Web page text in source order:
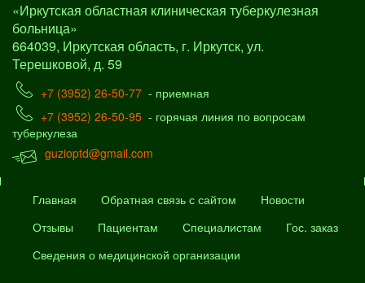
«Иркутская областная клиническая туберкулезная
больница»
664039, Иркутская область, г. Иркутск, ул.
Терешковой, д. 59
+7 (3952) 26-50-77 - приемная
+7 (3952) 26-50-95 - горячая линия по вопросам
туберкулеза
guzioptd@gmail.com
Главная Обратная связь с сайтом
Новости
Отзывы
Пациентам Специалистам
Гос. заказ
Сведения о медицинской организации